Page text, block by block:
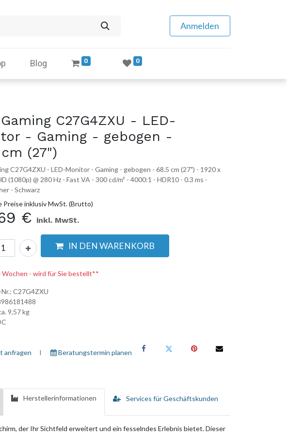
Anmelden
Blog 0 0
C27G4ZXU - LED-
- Gaming - gebogen -
(27")
C27G4ZXU - LED-Monitor - Gaming - gebogen - 68.5 cm (27") - 1920 x
(1080p) @ 280 Hz - Fast VA - 300 cd/m² - 4000:1 - HDR10 - 0.3 ms -
- Schwarz
Preise inklusiv MwSt. (Brutto)
€ inkl. MwSt.
IN DEN WARENKORB
Wochen - wird für Sie bestellt**
C27G4ZXU
9,57kg
anfragen I ​ Beratungstermin planen
Herstellerinformationen Services für Geschäftskunden
der Ihr Sichtfeld erweitert und ein fesselndes Erlebnis bietet. Dieser